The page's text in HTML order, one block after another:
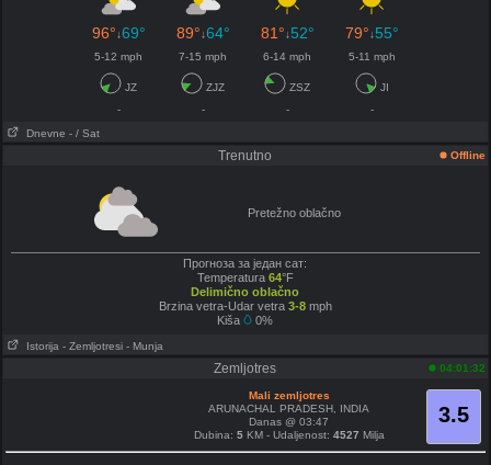
96°↓69° 89°↓64° 81°↓52° 79°↓55°
5-12 mph 7-15 mph 6-14 mph 5-11 mph
JZ ZJZ ZSZ
JI
-
- -
-
Dnevne - / Sat
Trenutno Offline
Pretežno oblačno
Прогноза за један сат:
Temperatura 64°F
Delimično oblačno
Brzina vetra-Udar vetra 3-8mph
Kiša
0%
Istorija - Zemljotresi - Munja
Zemljotres 04:01:32
3.5
Mali zemljotres
ARUNACHAL PRADESH, INDIA
Danas @ 03:47
Dubina: 5KM - Udaljenost: 4527 Milja